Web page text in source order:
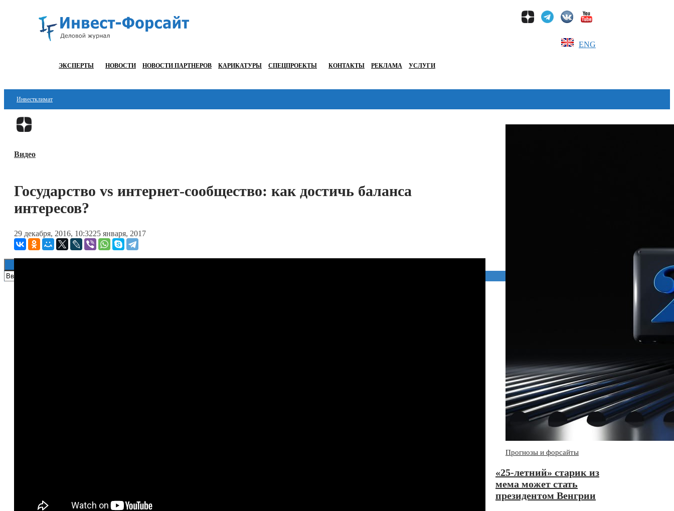
ENG
ЭКСПЕРТЫ НОВОСТИ НОВОСТИ ПАРТНЕРОВ КАРИКАТУРЫ СПЕЦПРОЕКТЫ КОНТАКТЫ РЕКЛАМА УСЛУГИ
Инвестклимат
Финансы
Блокчейн
Технологии
Книги
Видео
Государство vs интернет-сообщество: как достичь баланса
интересов?
29 декабря, 2016, 10:3225 января, 2017
Прогнозы и форсайты
«25-летний» старик из
мема может стать
президентом Венгрии